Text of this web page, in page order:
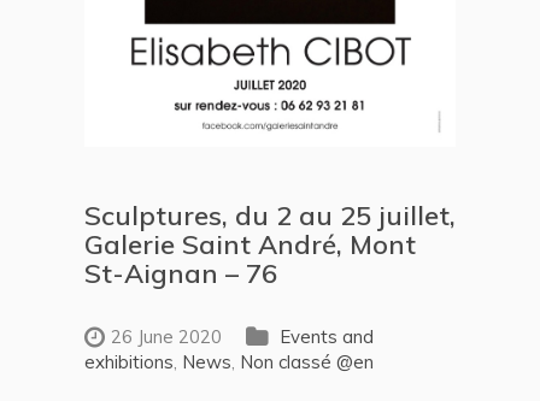
Sculptures, du 2 au 25 juillet,
Galerie Saint André, Mont
St-Aignan – 76
26 June 2020
Events and
exhibitions News Non classé @en